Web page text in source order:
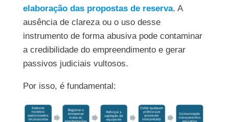
elaboração das propostas de reserva. A
ausência de clareza ou o uso desse
instrumento de forma abusiva pode contaminar
a credibilidade do empreendimento e gerar
passivos judiciais vultosos.
Por isso, é fundamental: